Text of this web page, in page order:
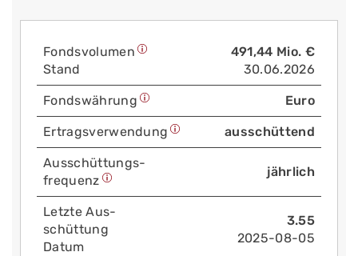
Fonds­volumen
Stand
491,44 Mio. €
30.06.2026
Fonds­währung Euro
Ertrags­verwendung ausschüttend
Aus­schüttungs­
frequenz
jährlich
Letzte Aus­
schüttung
Datum
3.55
2025-08-05